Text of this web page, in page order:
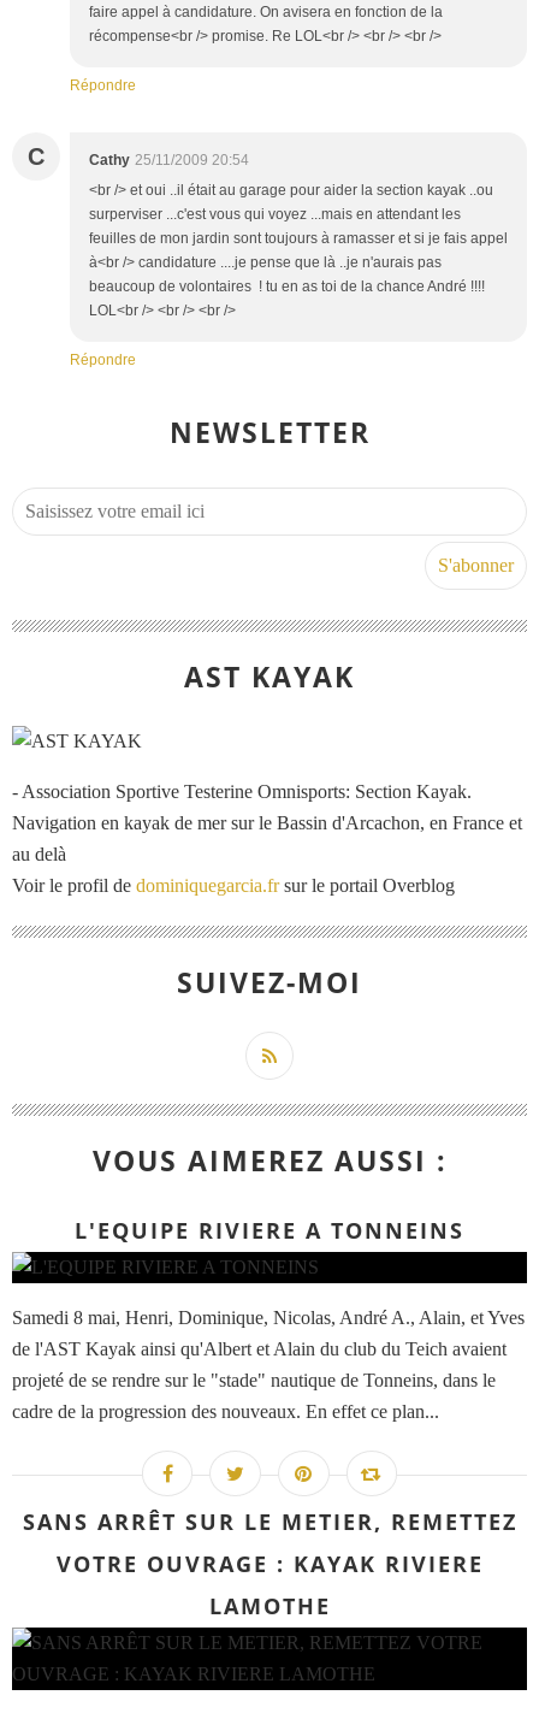
faire appel à candidature. On avisera en fonction de la
récompense<br /> promise. Re LOL<br /> <br /> <br />
Répondre
C Cathy 25/11/2009 20:54
<br /> et oui ..il était au garage pour aider la section kayak ..ou
surperviser ...c'est vous qui voyez ...mais en attendant les
feuilles de mon jardin sont toujours à ramasser et si je fais appel
à<br /> candidature ....je pense que là ..je n'aurais pas
beaucoup de volontaires ! tu en as toi de la chance André !!!!
LOL<br /> <br /> <br />
Répondre
NEWSLETTER
AST KAYAK
- Association Sportive Testerine Omnisports: Section Kayak.
Navigation en kayak de mer sur le Bassin d'Arcachon, en France et
au delà
Voir le profil de dominiquegarcia.frsur le portail Overblog
SUIVEZ-MOI
VOUS AIMEREZ AUSSI :
L'EQUIPE RIVIERE A TONNEINS
Samedi 8 mai, Henri, Dominique, Nicolas, André A., Alain, et Yves
de l'AST Kayak ainsi qu'Albert et Alain du club du Teich avaient
projeté de se rendre sur le "stade" nautique de Tonneins, dans le
cadre de la progression des nouveaux. En effet ce plan...
SANS ARRÊT SUR LE METIER, REMETTEZ
VOTRE OUVRAGE : KAYAK RIVIERE
LAMOTHE